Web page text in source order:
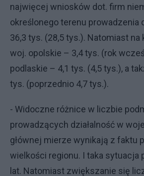
najwięcej wniosków dot. firm
określonego terenu prowadzenia
36,3 tys. (28,5 tys.). Natomiast
woj. opolskie – 3,4 tys. (rok
podlaskie – 4,1 tys. (4,5 tys.), a
tys. (poprzednio 4,7 tys.).
- Widoczne różnice w liczbie
prowadzących działalność w
głównej mierze wynikają z faktu
wielkości regionu. I taka sytuacja
lat. Natomiast zwiększanie się